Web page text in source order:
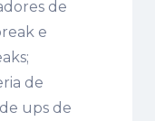
de
e
de
ups de